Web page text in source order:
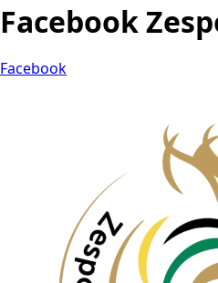
Facebook
Facebook